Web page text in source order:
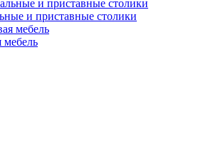
и приставные столики
мебель